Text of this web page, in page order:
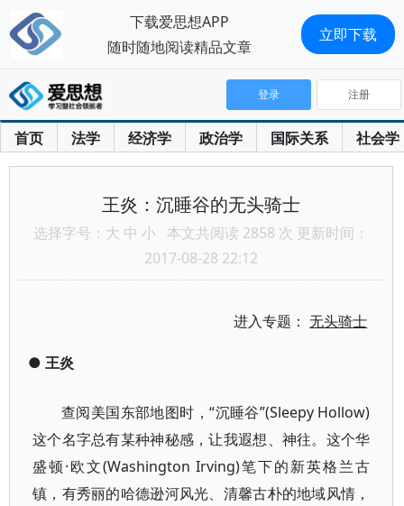
首页 法学 经济学 政治学 国际关系 社会学
登录 注册
王炎：沉睡谷的无头骑士
选择字号： 大 中 小 本文共阅读 2858 次 更新时间：
2017-08-28 22:12
进入专题：无头骑士
● 王炎
查阅美国东部地图时，“沉睡谷”(Sleepy Hollow)
这个名字总有某种神秘感，让我遐想、神往。这个华
盛顿·欧文(Washington Irving)笔下的新英格兰古
镇，有秀丽的哈德逊河风光、清馨古朴的地域风情，
下载爱思想APP
随时随地阅读精品文章
立即下载